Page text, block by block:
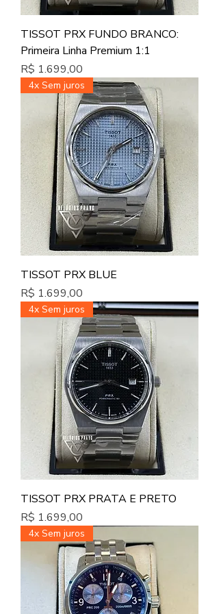
TISSOT PRX FUNDO BRANCO:
Primeira Linha Premium 1:1
Preço
R$ 1.699,00
4x Sem juros
TISSOT PRX BLUE
Preço
R$ 1.699,00
4x Sem juros
TISSOT PRX PRATA E PRETO
Preço
R$ 1.699,00
4x Sem juros